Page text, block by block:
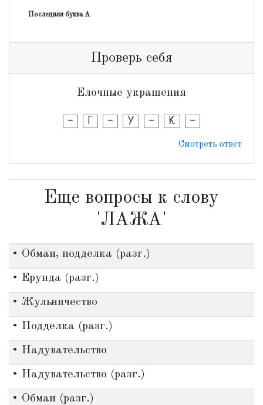
Последняя буква А
Проверь себя
Елочные украшения
- Г - У - К -
Смотреть ответ
Еще вопросы к слову
'ЛАЖА'
• Обман, подделка (разг.)
• Ерунда (разг.)
• Жульничество
• Подделка (разг.)
• Надувательство
• Надувательство (разг.)
• Обман (разг.)